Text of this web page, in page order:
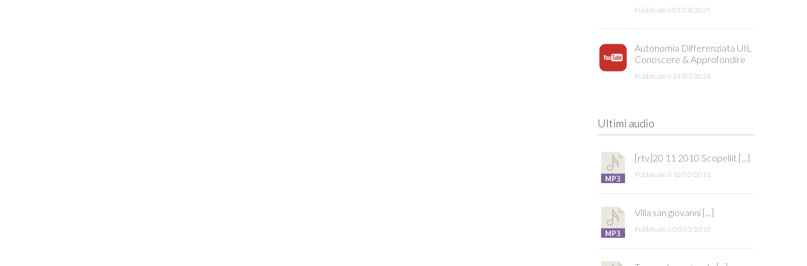
Pubblicato il 07/08/2025
Autonomia Differenziata UIL
Conoscere & Approfondire
Pubblicato il 24/07/2024
Ultimi audio
[rtv]20 11 2010 Scopellit [...]
Pubblicato il 10/03/2011
Villa san giovanni [...]
Pubblicato il 08/03/2010